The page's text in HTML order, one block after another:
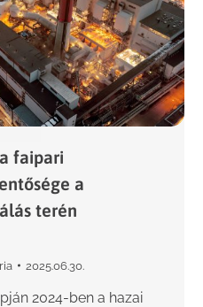
faipari
a
terén
2025.06.30.
2024-ben a hazai